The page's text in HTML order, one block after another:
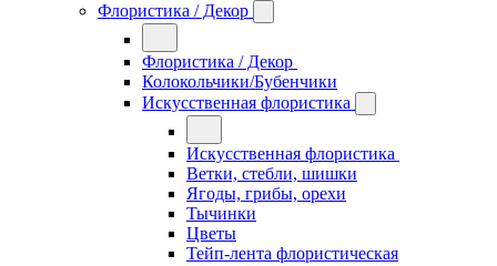
Флористика / Декор
Флористика / Декор
Колокольчики/Бубенчики
Искусственная флористика
Искусственная флористика
Ветки, стебли, шишки
Ягоды, грибы, орехи
Тычинки
Цветы
Тейп-лента флористическая